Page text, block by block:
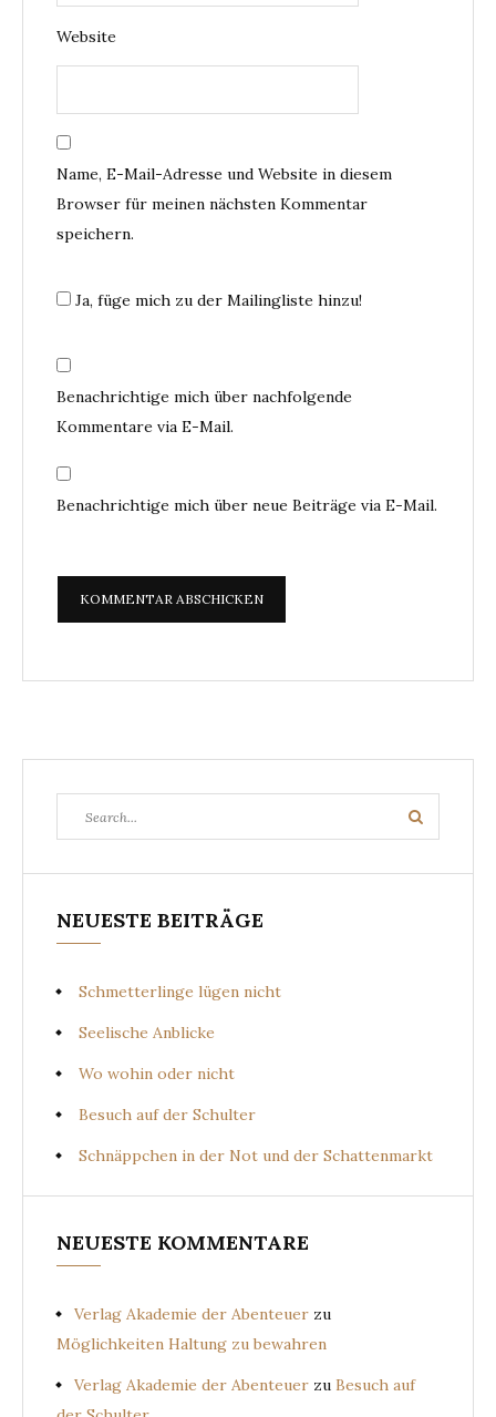
Website
Name, E-Mail-Adresse und Website in diesem
Browser für meinen nächsten Kommentar
speichern.
Ja, füge mich zu der Mailingliste hinzu!
Benachrichtige mich über nachfolgende
Kommentare via E-Mail.
Benachrichtige mich über neue Beiträge via E-Mail.
for:
Search
NEUESTE BEITRÄGE
Schmetterlinge lügen nicht
Seelische Anblicke
Wo wohin oder nicht
Besuch auf der Schulter
Schnäppchen in der Not und der Schattenmarkt
NEUESTE KOMMENTARE
Verlag Akademie der Abenteuer zu
Möglichkeiten Haltung zu bewahren
Verlag Akademie der Abenteuer zu Besuch auf